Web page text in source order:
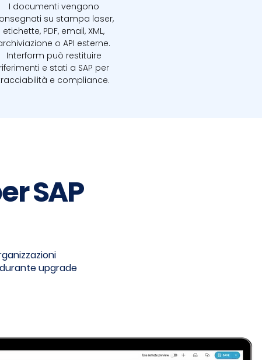
I documenti vengono
su stampa laser,
etichette, PDF, email, XML,
o API esterne.
Interform può restituire
riferimenti e stati a SAP per
e compliance.
SAP
upgrade